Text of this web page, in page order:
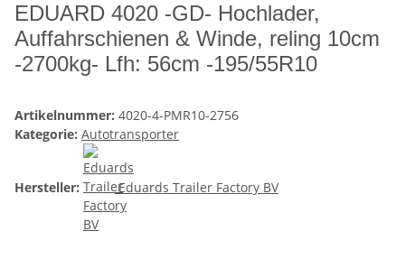
EDUARD 4020 -GD- Hochlader,
Auffahrschienen & Winde, reling 10cm
-2700kg- Lfh: 56cm -195/55R10
Artikelnummer: 4020-4-PMR10-2756
Kategorie: Autotransporter
Hersteller: Eduards Trailer Factory BV